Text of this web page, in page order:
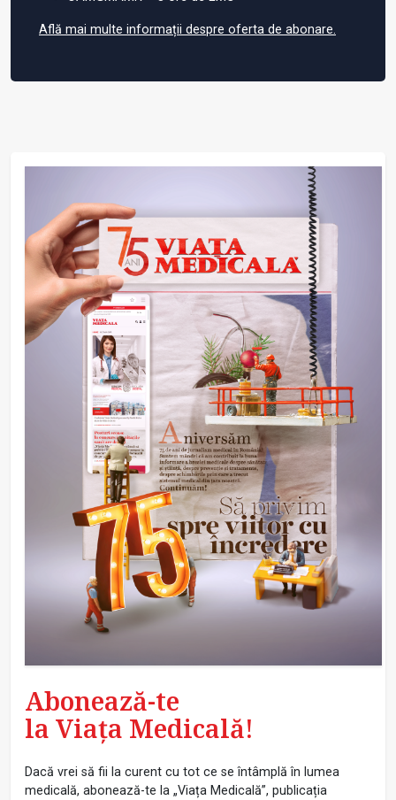
Află mai multe informații despre oferta de abonare.
Abonează-te
la Viața Medicală!
Dacă vrei să fii la curent cu tot ce se întâmplă în lumea
medicală, abonează-te la „Viața Medicală”, publicația